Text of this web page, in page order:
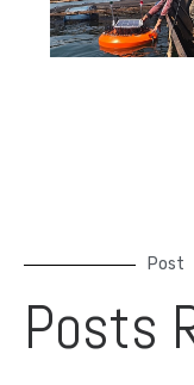
Post
Posts